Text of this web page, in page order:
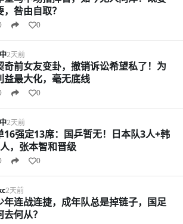
，咎由自取？
0
2天前
奇前女友变卦，撤销诉讼希望私了！为
益最大化，毫无底线
0
2天前
16强定13席：国乒暂无！日本队3人+韩
，张本智和晋级
0
2天前
年连战连捷，成年队总是掉链子，国足
去何从？